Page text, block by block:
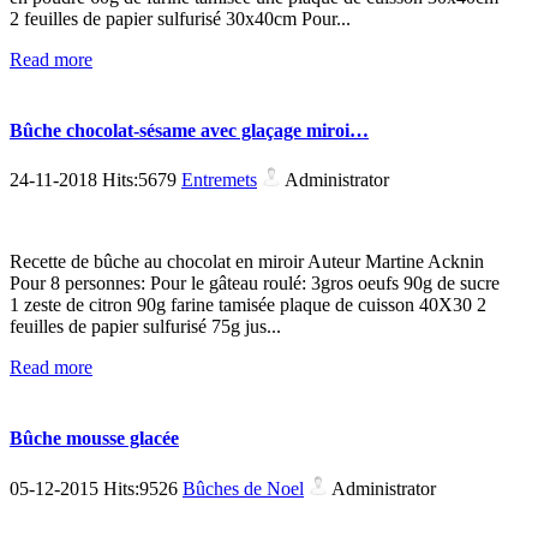
2 feuilles de papier sulfurisé 30x40cm Pour...
Read more
Bûche chocolat-sésame avec glaçage miroi…
24-11-2018 Hits:5679 Entremets Administrator
Recette de bûche au chocolat en miroir Auteur Martine Acknin
Pour 8 personnes: Pour le gâteau roulé: 3gros oeufs 90g de sucre
1 zeste de citron 90g farine tamisée plaque de cuisson 40X30 2
feuilles de papier sulfurisé 75g jus...
Read more
Bûche mousse glacée
05-12-2015 Hits:9526 Bûches de Noel Administrator